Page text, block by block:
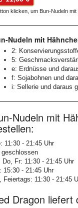
klicken, um Bun-Nudeln
Nudeln mit
2:
5:
e: Erdnüsse und
f: Sojabohnen und
i: Sellerie und daraus
Nudeln mit
11:30 - 21:45 Uhr
geschlossen
Do, Fr: 11:30 - 21:45 Uhr
15:30 - 21:45 Uhr
Feiertags: 11:30 - 21:45
Dragon liefert